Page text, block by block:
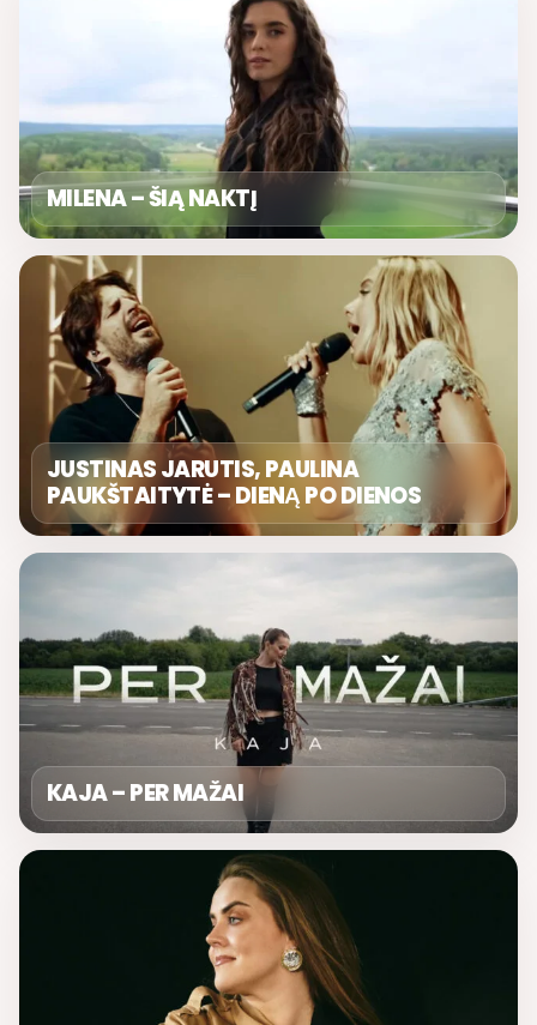
MILENA – ŠIĄ NAKTĮ
JUSTINAS JARUTIS, PAULINA
PAUKŠTAITYTĖ – DIENĄ PO DIENOS
KAJA – PER MAŽAI